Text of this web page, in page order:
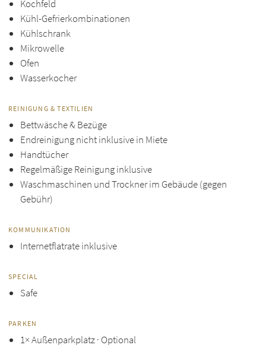
Kochfeld
Kühl-Gefrierkombinationen
Kühlschrank
Mikrowelle
Ofen
Wasserkocher
REINIGUNG & TEXTILIEN
Bettwäsche & Bezüge
Endreinigung nicht inklusive in Miete
Handtücher
Regelmäßige Reinigung inklusive
Waschmaschinen und Trockner im Gebäude (gegen
Gebühr)
KOMMUNIKATION
Internetflatrate inklusive
SPECIAL
Safe
PARKEN
1× Außenparkplatz · Optional